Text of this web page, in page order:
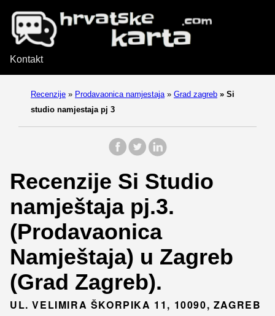
Kontakt
Recenzije » Prodavaonica namjestaja » Grad zagreb » Si
studio namjestaja pj 3
Recenzije Si Studio
namještaja pj.3.
(Prodavaonica
Namještaja) u Zagreb
(Grad Zagreb).
UL. VELIMIRA ŠKORPIKA 11, 10090, ZAGREB